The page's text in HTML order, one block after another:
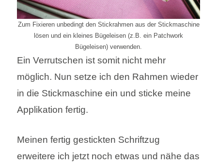
Zum Fixieren unbedingt den Stickrahmen aus der Stickmaschine
lösen und ein kleines Bügeleisen (z.B. ein Patchwork
Bügeleisen) verwenden.
Ein Verrutschen ist somit nicht mehr
möglich. Nun setze ich den Rahmen wieder
in die Stickmaschine ein und sticke meine
Applikation fertig.
Meinen fertig gestickten Schriftzug
erweitere ich jetzt noch etwas und nähe das